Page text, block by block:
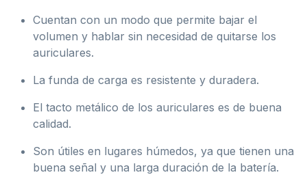
Cuentan con un modo que permite bajar el
volumen y hablar sin necesidad de quitarse los
auriculares.
La funda de carga es resistente y duradera.
El tacto metálico de los auriculares es de buena
calidad.
Son útiles en lugares húmedos, ya que tienen una
buena señal y una larga duración de la batería.